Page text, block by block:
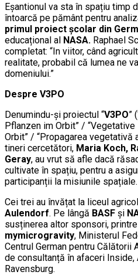
Eșantionul va sta în spațiu timp
întoarcă pe pământ pentru
primul proiect școlar din
educațional al NASA. Raphael
completat: “In viitor, când
realitate, probabil că lumea ne
domeniului.”
Despre V3PO
Denumindu-și proiectul “V3PO”
Pflanzen im Orbit” /
Orbit” / “Propagarea vegetativă
tineri cercetători, Maria Koch,
Geray, au vrut să afle dacă
cultivate în spațiu, pentru a
participanții la misiunile spațiale.
Cei trei au învățat la liceul agricol
Aulendorf. Pe lângă BASF și
susținerea altor sponsori, printre
mymicrogravity, Ministerul
Centrul German pentru Călătorii
de consultanță în afaceri
Ravensburg.